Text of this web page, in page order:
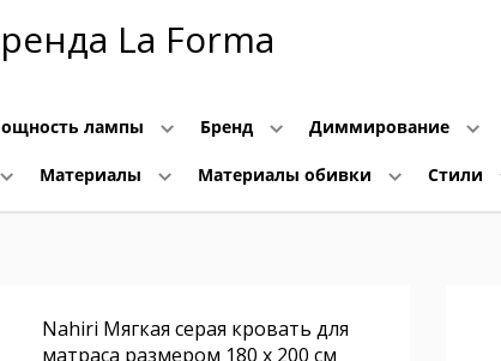
La Forma
лампы Бренд Диммирование
Материалы Материалы обивки Стили
Nahiri Мягкая серая кровать для
матраса размером 180 x 200 см